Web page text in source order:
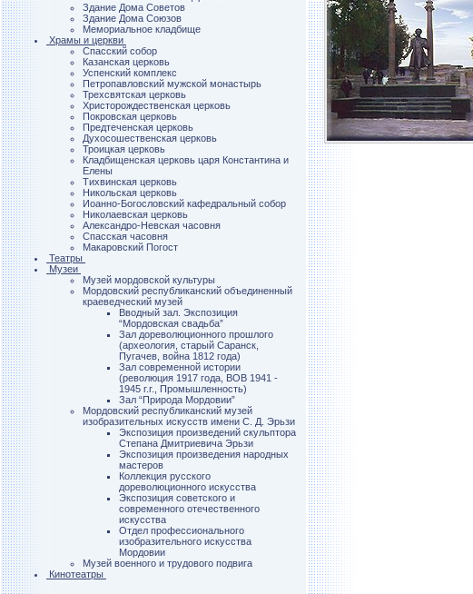
Здание Дома Советов
Здание Дома Союзов
Мемориальное кладбище
Храмы и церкви
Спасский собор
Казанская церковь
Успенский комплекс
Петропавловский мужской монастырь
Трехсвятская церковь
Христорождественская церковь
Покровская церковь
Предтеченская церковь
Духосошественская церковь
Троицкая церковь
Кладбищенская церковь царя Константина и
Елены
Тихвинская церковь
Никольская церковь
Иоанно-Богословский кафедральный собор
Николаевская церковь
Александро-Невская часовня
Спасская часовня
Макаровский Погост
Театры
Музеи
Музей мордовской культуры
Мордовский республиканский объединенный
краеведческий музей
Вводный зал. Экспозиция
“Мордовская свадьба”
Зал дореволюционного прошлого
(археология, старый Саранск,
Пугачев, война 1812 года)
Зал современной истории
(революция 1917 года, ВОВ 1941 -
1945 г.г., Промышленность)
Зал “Природа Мордовии”
Мордовский республиканский музей
изобразительных искусств имени С. Д. Эрьзи
Экспозиция произведений скульптора
Степана Дмитриевича Эрьзи
Экспозиция произведения народных
мастеров
Коллекция русского
дореволюционного искусства
Экспозиция советского и
современного отечественного
искусства
Отдел профессионального
изобразительного искусства
Мордовии
Музей военного и трудового подвига
Кинотеатры